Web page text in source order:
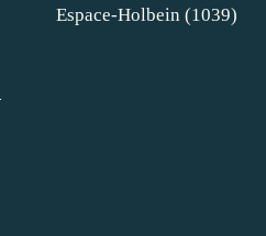
Espace-Holbein (1039)